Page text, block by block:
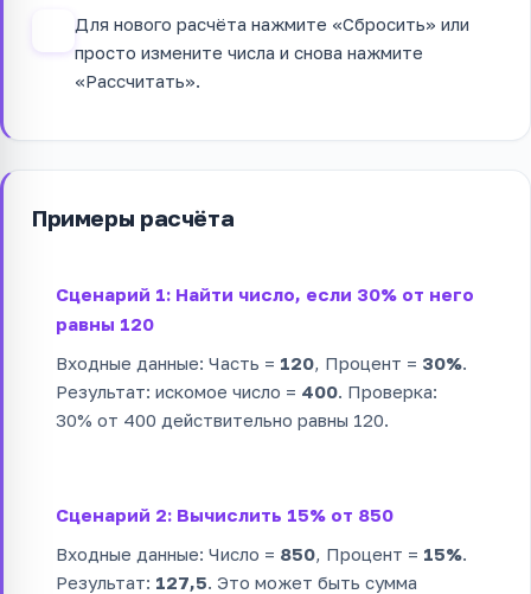
Для нового расчёта нажмите «Сбросить» или
просто измените числа и снова нажмите
«Рассчитать».
Примеры расчёта
Сценарий 1: Найти число, если 30% от него
равны 120
Входные данные: Часть = 120, Процент = 30%.
Результат: искомое число = 400. Проверка:
30% от 400 действительно равны 120.
Сценарий 2: Вычислить 15% от 850
Входные данные: Число = 850, Процент = 15%.
Результат: 127,5. Это может быть сумма